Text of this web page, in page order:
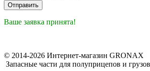
Ваше заявка принята!
© 2014-2026 Интернет-магазин GRONAX
Запасные части для полуприцепов и